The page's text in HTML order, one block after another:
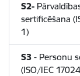
S2-
sertificēšana
1)
S3 - Personu
(ISO/IEC